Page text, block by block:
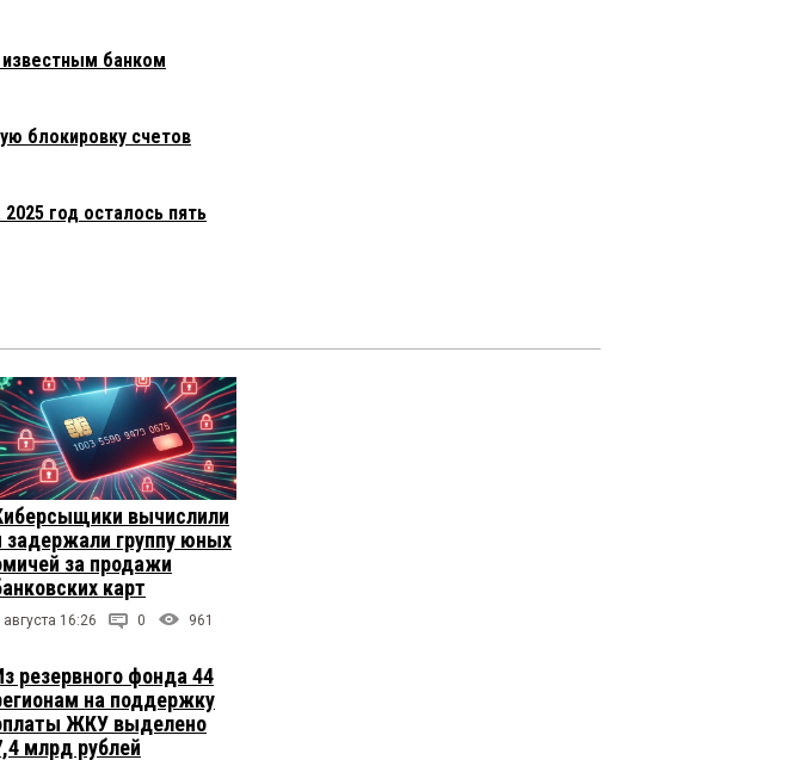
банком
блокировку счетов
год осталось пять
вычислили
задержали группу юных
за продажи
карт
августа 16:26 0 961
резервного фонда 44
на поддержку
ЖКУ выделено
млрд рублей